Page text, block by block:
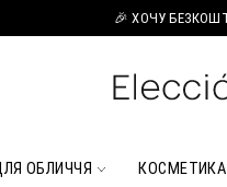
🎉 ХОЧУ
ОБЛИЧЧЯ КОСМЕТИКА